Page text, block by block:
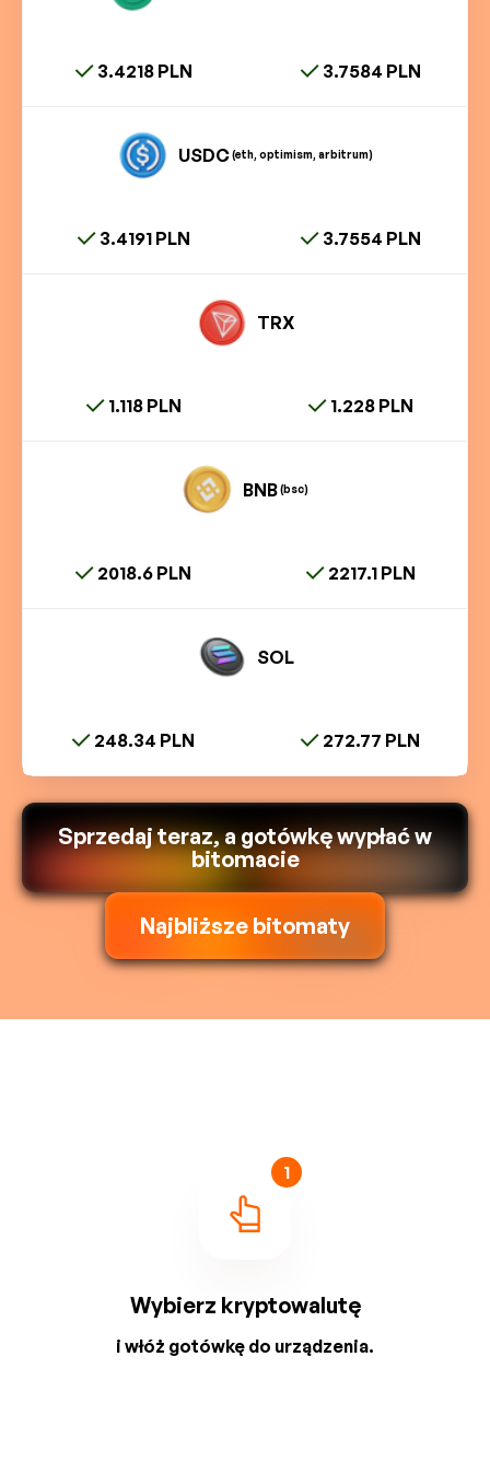
3.4218 PLN 3.7584 PLN
USDC(eth, optimism, arbitrum)
3.4191 PLN 3.7554 PLN
TRX
1.118 PLN 1.228 PLN
BNB(bsc)
2018.6 PLN 2217.1 PLN
SOL
248.34 PLN 272.77 PLN
Sprzedaj teraz, a gotówkę wypłać w
bitomacie
Najbliższe bitomaty
1
Wybierz kryptowalutę
i włóż gotówkę do urządzenia.